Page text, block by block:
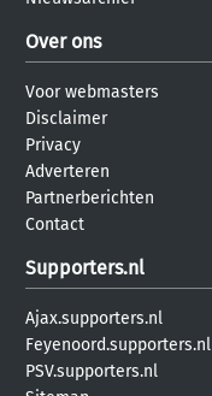
Over ons
Voor webmasters
Disclaimer
Privacy
Adverteren
Partnerberichten
Contact
Supporters.nl
Ajax.supporters.nl
Feyenoord.supporters.nl
PSV.supporters.nl